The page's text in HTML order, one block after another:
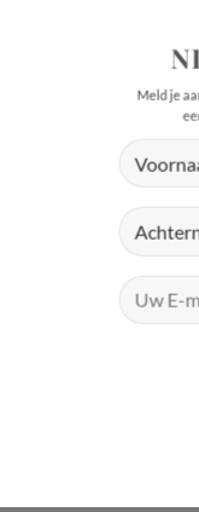
Meld je